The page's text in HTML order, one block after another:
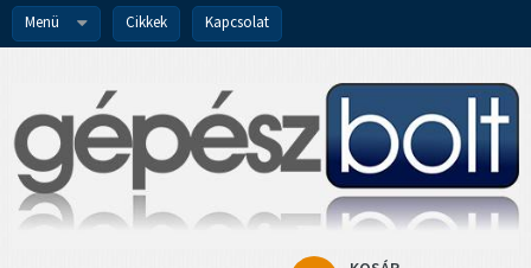
Menü Cikkek Kapcsolat